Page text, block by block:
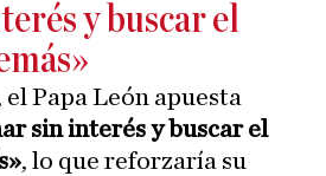
y buscar el
Papa León apuesta
sin interés y buscar el
, lo que reforzaría su